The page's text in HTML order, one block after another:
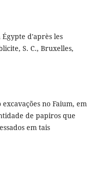
Égypte d'après les
S. C., Bruxelles,
no Faium, em
de papiros que
em tais